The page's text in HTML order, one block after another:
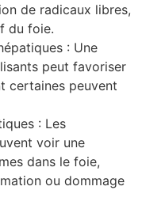
de radicaux libres,
du foie.
: Une
peut favoriser
certaines peuvent
: Les
voir une
dans le foie,
ou dommage